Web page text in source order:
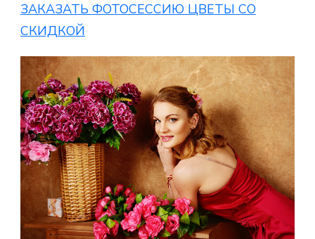
ЗАКАЗАТЬ ФОТОСЕССИЮ ЦВЕТЫ СО
СКИДКОЙ